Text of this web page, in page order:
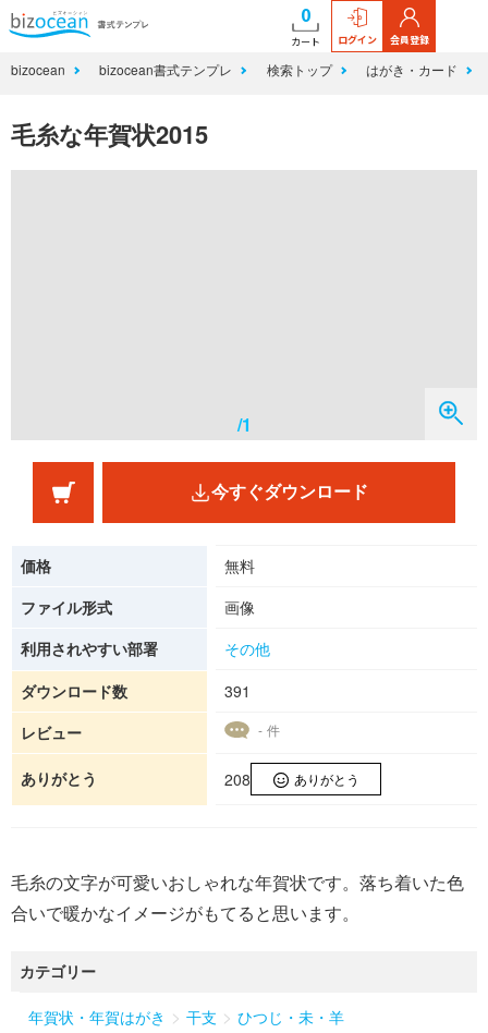
0
カート ログイン 会員登録
bizocean bizocean書式テンプレ 検索トップ はがき・カード
毛糸な年賀状2015
/1
今すぐダウンロード
価格
無料
ファイル形式
画像
利用されやすい部署
その他
ダウンロード数
391
レビュー
- 件
ありがとう 208 ありがとう
毛糸の文字が可愛いおしゃれな年賀状です。落ち着いた色
合いで暖かなイメージがもてると思います。
カテゴリー
年賀状・年賀はがき > 干支 > ひつじ・未・羊